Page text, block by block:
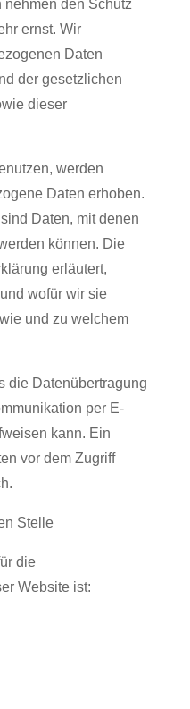
nehmen den Schutz
ernst. Wir
Daten
der gesetzlichen
dieser
werden
Daten erhoben.
Daten, mit denen
können. Die
erläutert,
wofür wir sie
und zu welchem
die Datenübertragung
per E-
kann. Ein
vor dem Zugriff
Stelle
die
Website ist: